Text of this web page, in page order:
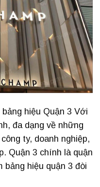
hiệu Quận 3 Với
đa dạng về những
ty, doanh nghiệp,
Quận 3 chính là quận
bảng hiệu quận 3 đòi